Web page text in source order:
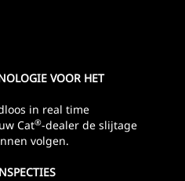
VOOR HET
in real time
Cat®-dealer de slijtage
volgen.